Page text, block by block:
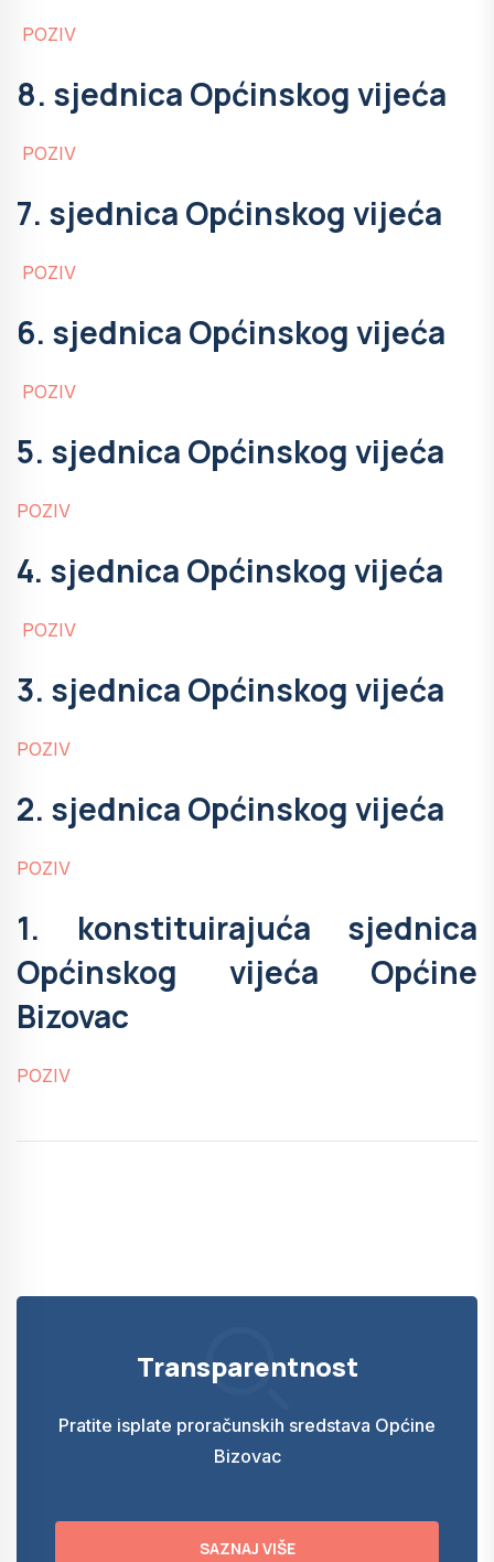
POZIV
8. sjednica Općinskog vijeća
POZIV
7. sjednica Općinskog vijeća
POZIV
6. sjednica Općinskog vijeća
POZIV
5. sjednica Općinskog vijeća
POZIV
4. sjednica Općinskog vijeća
POZIV
3. sjednica Općinskog vijeća
POZIV
2. sjednica Općinskog vijeća
POZIV
1. konstituirajuća sjednica
Općinskog vijeća Općine
Bizovac
POZIV
Transparentnost
Pratite isplate proračunskih sredstava Općine
Bizovac
SAZNAJ VIŠE